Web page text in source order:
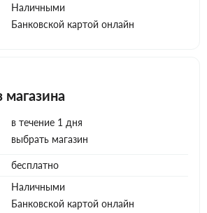
Наличными
Банковской картой онлайн
в течение 1 дня
выбрать магазин
бесплатно
Наличными
Банковской картой онлайн